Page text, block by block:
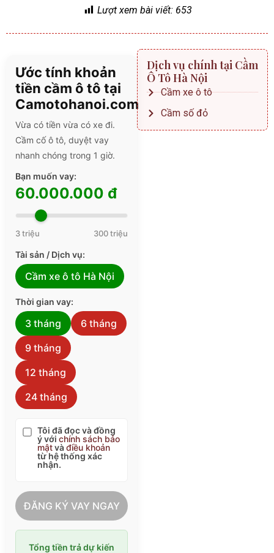
Lượt xem bài viết: 653
Ước tính khoản
tiền cầm ô tô tại
Camotohanoi.com
Vừa có tiền vừa có xe đi.
Cầm cố ô tô, duyệt vay
nhanh chóng trong 1 giờ.
Bạn muốn vay:
60.000.000 đ
3 triệu 300 triệu
Tài sản / Dịch vụ:
Cầm xe ô tô Hà Nội
Thời gian vay:
3 tháng
6 tháng
9 tháng
12 tháng
24 tháng
Tôi đã đọc và đồng
ý với chính sách bảo
mậtvàđiều khoản
từ hệ thống xác
nhận.
ĐĂNG KÝ VAY NGAY
Tổng tiền trả dự kiến
Dịch vụ chính tại Cầm
Ô Tô Hà Nội
Cầm xe ô tô
Cầm số đỏ